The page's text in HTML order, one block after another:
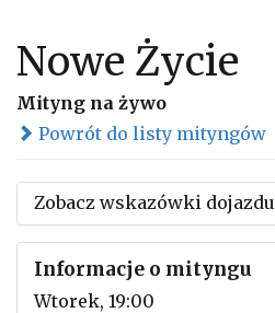
Nowe Życie
Mityng na żywo
Powrót do listy mityngów
Zobacz wskazówki dojazdu
Informacje o mityngu
Wtorek, 19:00